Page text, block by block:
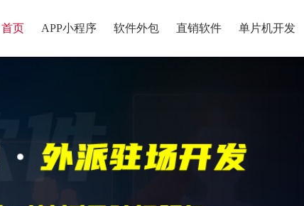
首页 APP小程序 软件外包 直销软件 单片机开发